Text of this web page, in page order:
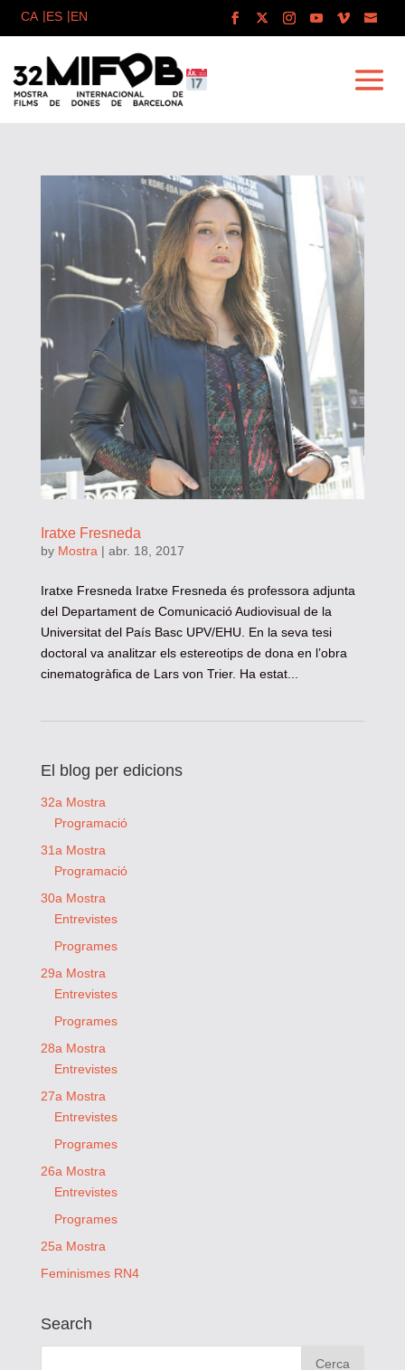
Iratxe Fresneda
by Mostra | abr. 18, 2017
Iratxe Fresneda Iratxe Fresneda és professora adjunta
del Departament de Comunicació Audiovisual de la
Universitat del País Basc UPV/EHU. En la seva tesi
doctoral va analitzar els estereotips de dona en l’obra
cinematogràfica de Lars von Trier. Ha estat...
El blog per edicions
32a Mostra
Programació
31a Mostra
Programació
30a Mostra
Entrevistes
Programes
29a Mostra
Entrevistes
Programes
28a Mostra
Entrevistes
27a Mostra
Entrevistes
Programes
26a Mostra
Entrevistes
Programes
25a Mostra
Feminismes RN4
Search